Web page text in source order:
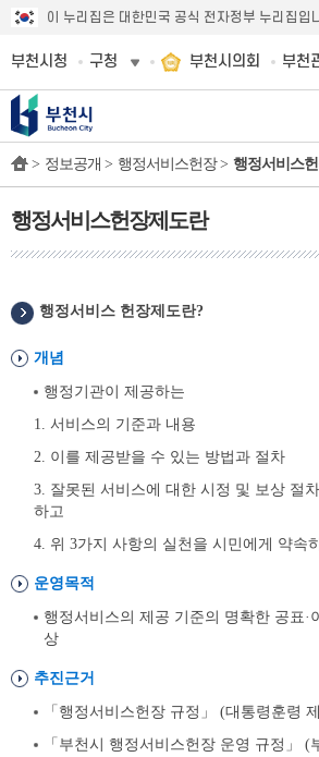
이 누리집은 대한민국 공식 전자정부 누리집입
부천시청 구청 부천시의회 부천
> 정보공개 > 행정서비스헌장 > 행정서비스
행정서비스헌장제도란
행정서비스 헌장제도란?
개념
행정기관이 제공하는
1. 서비스의 기준과 내용
2. 이를 제공받을 수 있는 방법과 절차
3. 잘못된 서비스에 대한 시정 및 보상 절
하고
4. 위 3가지 사항의 실천을 시민에게 약속
운영목적
행정서비스의 제공 기준의 명확한 공표·
상
추진근거
「행정서비스헌장 규정」 (대통령훈령
「부천시 행정서비스헌장 운영 규정」 (